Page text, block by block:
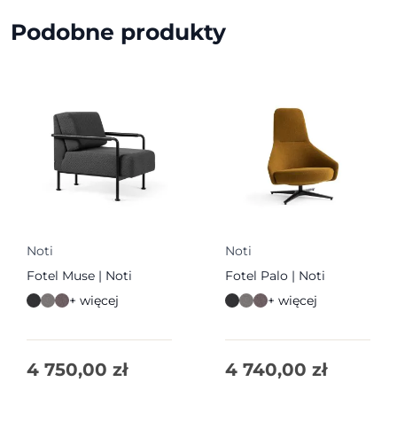
Podobne produkty
Noti
Fotel Muse | Noti
+ więcej
4 750,00 zł
Noti
Fotel Palo | Noti
+ więcej
4 740,00 zł